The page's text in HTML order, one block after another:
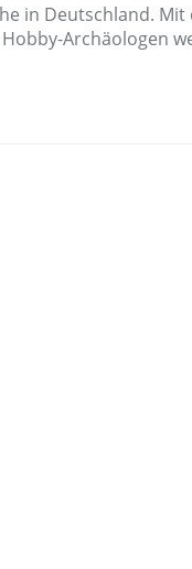
in Deutschland. Mit
Archäologen